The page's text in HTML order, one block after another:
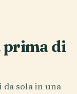
prima di
da sola in una